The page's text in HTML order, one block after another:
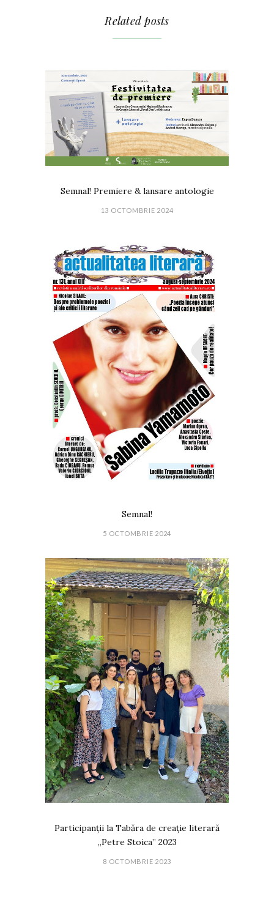
Related posts
Semnal! Premiere & lansare antologie
13 OCTOMBRIE 2024
Semnal!
5 OCTOMBRIE 2024
Participanții la Tabăra de creație literară
„Petre Stoica” 2023
8 OCTOMBRIE 2023